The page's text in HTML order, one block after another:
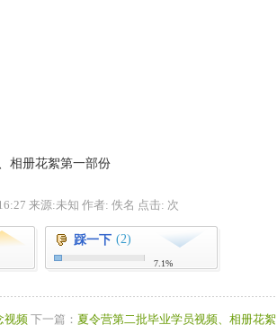
相册花絮第一部份
来源:未知 作者: 佚名 点击: 次
踩一下 (2)
7.1%
视频 下一篇： 夏令营第二批毕业学员视频、相册花絮